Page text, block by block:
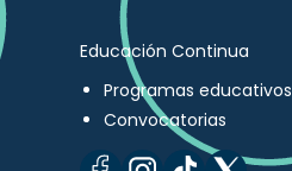
Educación Continua
Programas educativos
Convocatorias